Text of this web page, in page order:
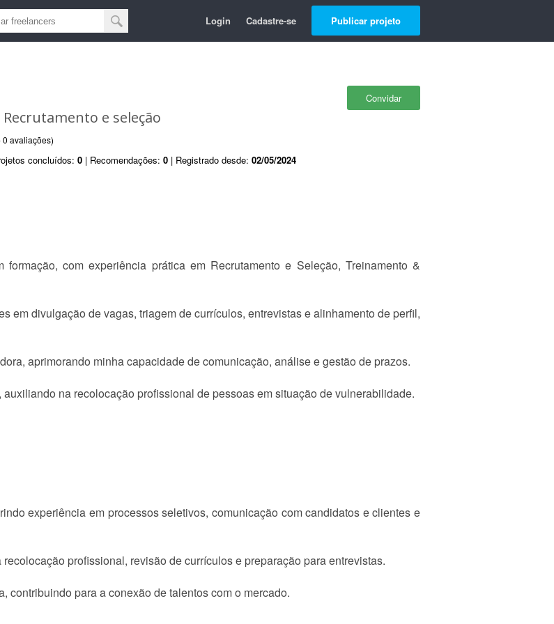
Login Cadastre-se Publicar projeto
Convidar
e seleção
0 avaliações)
concluídos: 0 | Recomendações: 0 | Registrado desde: 02/05/2024
com experiência prática em Recrutamento e Seleção, Treinamento &
em divulgação de vagas, triagem de currículos, entrevistas e alinhamento de perfil,
aprimorando minha capacidade de comunicação, análise e gestão de prazos.
na recolocação profissional de pessoas em situação de vulnerabilidade.
experiência em processos seletivos, comunicação com candidatos e clientes e
profissional, revisão de currículos e preparação para entrevistas.
contribuindo para a conexão de talentos com o mercado.